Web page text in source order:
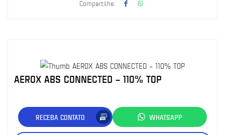
Compartilhe:
AEROX ABS CONNECTED – 110% TOP
RECEBA CONTATO WHATSAPP